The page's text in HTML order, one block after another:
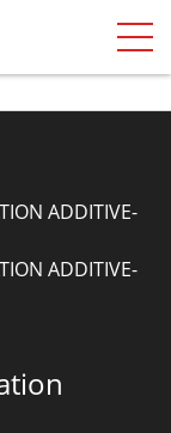
ADDITIVE-
ADDITIVE-